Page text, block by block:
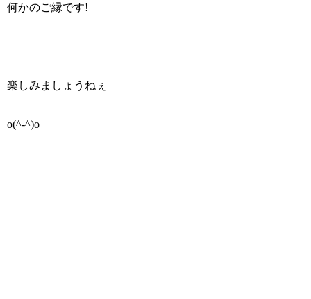
何かのご縁です!
楽しみましょうねぇ
o(^-^)o